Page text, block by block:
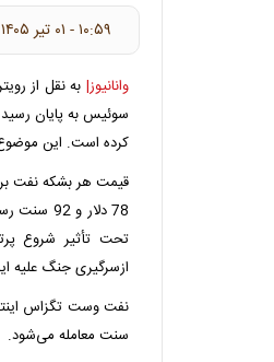
۱۰:۵۹ - ۰۱ تير ۱۴۰۵
وانانیوز| به نقل از
سوئیس به پایان
کرده است. این موضوع
تحت تأثیر شروع
ازسرگیری جنگ علیه
سنت معامله می‌شود.